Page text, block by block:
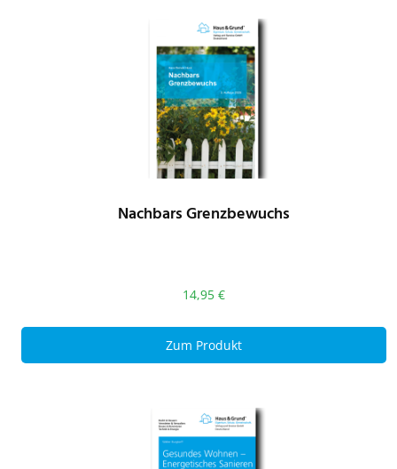
Nachbars Grenzbewuchs
14,95 €
Zum Produkt